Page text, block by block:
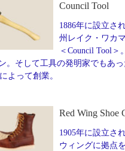
Council Tool
1886年に設立さ
州レイク・ワカ
＜Council Tool＞
。そして工具の発明家でもあっ
よって創業。
Red Wing Shoe
1905年に設立さ
ウィングに拠点